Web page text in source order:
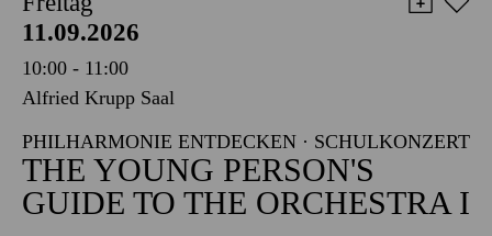
11.09.2026
10:00 - 11:00
Alfried Krupp Saal
PHILHARMONIE ENTDECKEN · SCHULKONZERT
THE YOUNG PERSON'S
GUIDE TO THE ORCHESTRA I